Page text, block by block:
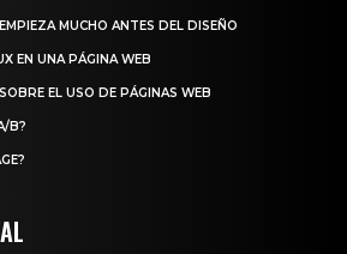
MUCHO ANTES DEL DISEÑO
EN UNA PÁGINA WEB
EL USO DE PÁGINAS WEB
B?